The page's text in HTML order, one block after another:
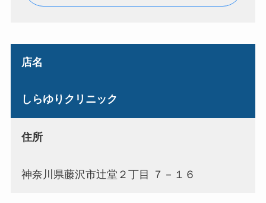
店名
しらゆりクリニック
住所
神奈川県藤沢市辻堂２丁目 ７－１６